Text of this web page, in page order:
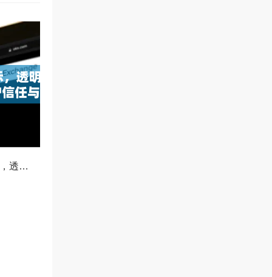
OKX减仓比例公示，透明化运营如何重塑用户信任与市场格局